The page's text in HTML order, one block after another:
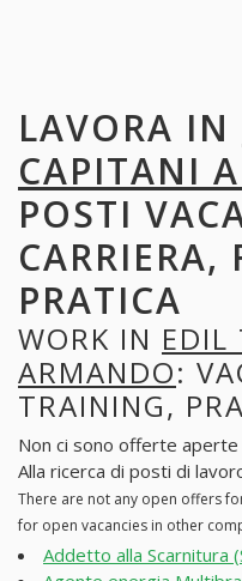
LAVORA IN
CAPITANI
POSTI
CARRIERA,
PRATICA
WORK IN EDIL
ARMANDO:
TRAINING,
Non ci sono offerte aperte
Alla ricerca di posti di
There are not any open offers
for open vacancies in other
Addetto alla Scarnitura